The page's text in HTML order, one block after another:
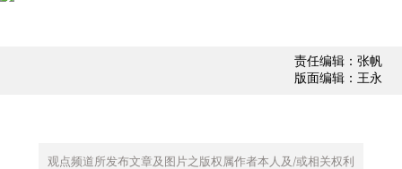
责任编辑：张帆
版面编辑：王永
观点频道所发布文章及图片之版权属作者本人及/或相关权利